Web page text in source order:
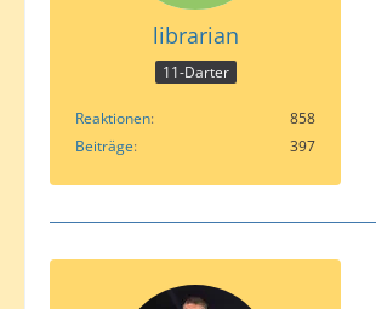
librarian
11-Darter
Reaktionen
858
Beiträge
397